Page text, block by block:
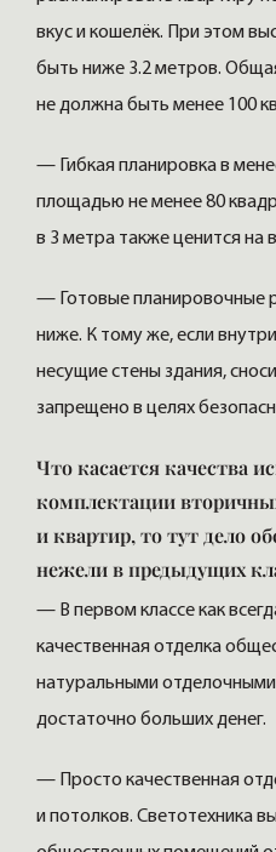
вкус и кошелёк. При этом
быть ниже 3.2 метров.
не должна быть менее 100
— Гибкая планировка в
площадью не менее 80
в 3 метра также ценится на
— Готовые планировочные
ниже. К тому же, если
несущие стены здания,
запрещено в целях
Что касается качества
комплектации
и квартир, то тут дело
нежели в предыдущих
— В первом классе как
качественная отделка
натуральными
достаточно больших денег.
— Просто качественная
и потолков. Светотехника